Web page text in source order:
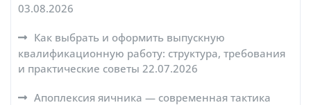
03.08.2026
Как выбрать и оформить выпускную
квалификационную работу: структура, требования
и практические советы 22.07.2026
Апоплексия яичника — современная тактика